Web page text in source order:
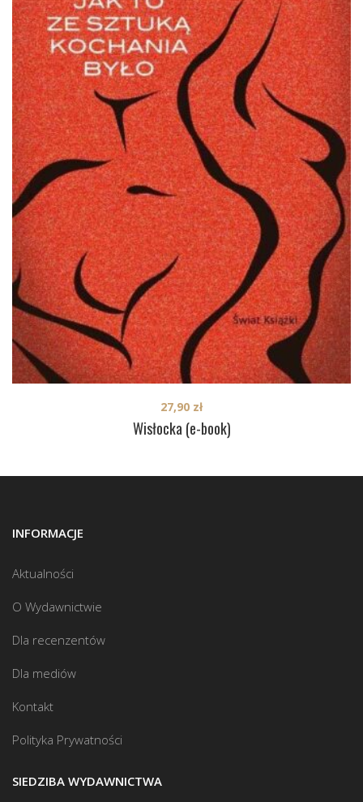
Wisłocka (e-book)
27,90 zł
INFORMACJE
Aktualności
O Wydawnictwie
Dla recenzentów
Dla mediów
Kontakt
Polityka Prywatności
SIEDZIBA WYDAWNICTWA